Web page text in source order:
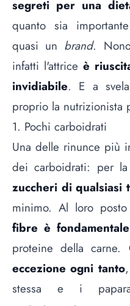
segreti per una
quanto sia
quasi un brand.
infatti l'attrice è
invidiabile. E a
proprio la nutrizionista
1. Pochi carboidrati
Una delle rinunce più
dei carboidrati: per
zuccheri di qualsiasi
minimo. Al loro posto
fibre è fondamentale
proteine della carne.
eccezione ogni tanto
stessa e i